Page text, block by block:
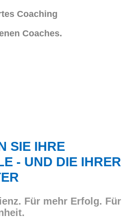
Coaching
Coaches.
SIE IHRE
- UND DIE IHRER
Für mehr Erfolg. Für